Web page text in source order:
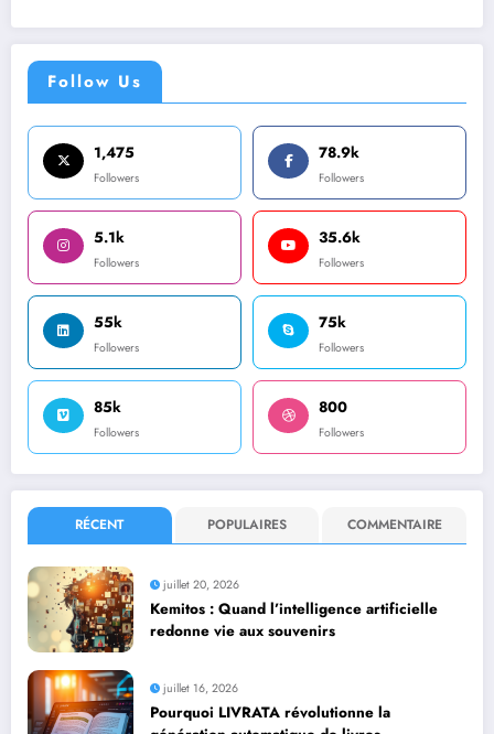
Follow Us
1,475
Followers
78.9k
Followers
5.1k
Followers
35.6k
Followers
55k
Followers
75k
Followers
85k
Followers
800
Followers
RÉCENT POPULAIRES COMMENTAIRE
juillet 20, 2026
Kemitos : Quand l’intelligence artificielle
redonne vie aux souvenirs
juillet 16, 2026
Pourquoi LIVRATA révolutionne la